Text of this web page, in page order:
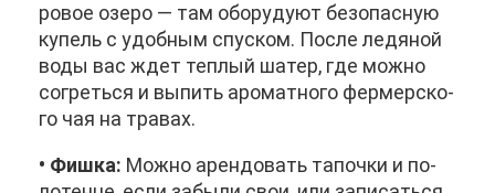
ро­вое озе­ро — там обо­ру­ду­ют без­опас­ную
ку­пель с удоб­ным спус­ком. По­сле ле­дя­ной
во­ды вас ждет теп­лый ша­тер, где мож­но
со­греть­ся и вы­пить аро­мат­но­го фер­мер­ско­
го чая на тра­вах.
• Фиш­ка: Мож­но арен­до­вать та­поч­ки и по­